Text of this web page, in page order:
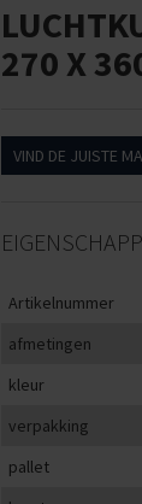
270 X
VIND DE JUISTE
Artikelnummer
afmetingen
kleur
verpakking
pallet